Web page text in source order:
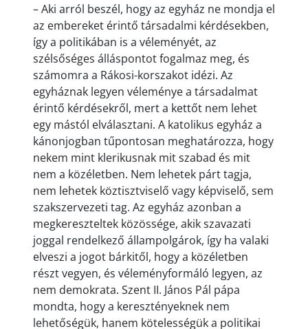
– Aki arról beszél, hogy az egyház ne mondja el
az embereket érintő társadalmi kérdésekben,
így a politikában is a véleményét, az
szélsőséges álláspontot fogalmaz meg, és
számomra a Rákosi-korszakot idézi. Az
egyháznak legyen véleménye a társadalmat
érintő kérdésekről, mert a kettőt nem lehet
egy mástól elválasztani. A katolikus egyház a
kánonjogban tűpontosan meghatározza, hogy
nekem mint klerikusnak mit szabad és mit
nem a közéletben. Nem lehetek párt tagja,
nem lehetek köztisztviselő vagy képviselő, sem
szakszervezeti tag. Az egyház azonban a
megkereszteltek közössége, akik szavazati
joggal rendelkező állampolgárok, így ha valaki
elveszi a jogot bárkitől, hogy a közéletben
részt vegyen, és véleményformáló legyen, az
nem demokrata. Szent II. János Pál pápa
mondta, hogy a keresztényeknek nem
lehetőségük, hanem kötelességük a politikai